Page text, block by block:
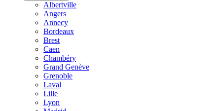
Albertville
Angers
Annecy
Bordeaux
Brest
Caen
Chambéry
Grand Genève
Grenoble
Laval
Lille
Lyon